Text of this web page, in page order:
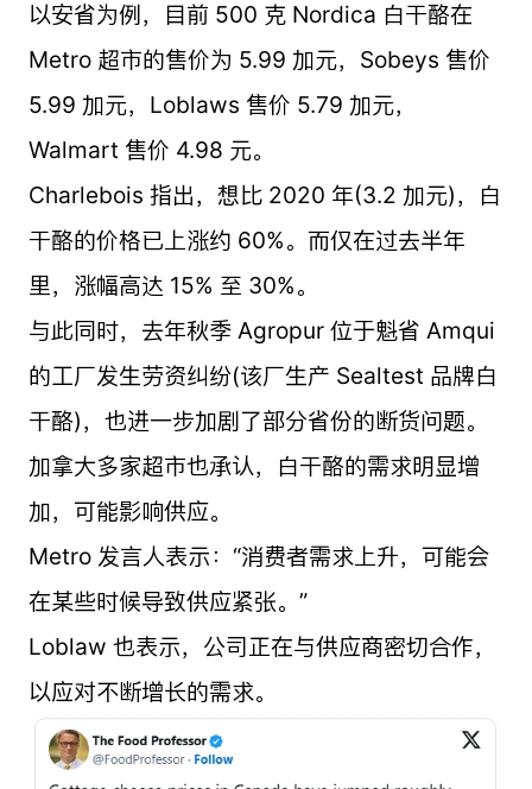
以安省为例，目前 500 克 Nordica 白干酪在
Metro 超市的售价为 5.99 加元，Sobeys 售价
5.99 加元，Loblaws 售价 5.79 加元，
Walmart 售价 4.98 元。
Charlebois 指出，想比 2020 年(3.2 加元)，白
干酪的价格已上涨约 60%。而仅在过去半年
里，涨幅高达 15% 至 30%。
与此同时，去年秋季 Agropur 位于魁省 Amqui
的工厂发生劳资纠纷(该厂生产 Sealtest 品牌白
干酪)，也进一步加剧了部分省份的断货问题。
加拿大多家超市也承认，白干酪的需求明显增
加，可能影响供应。
Metro 发言人表示：“消费者需求上升，可能会
在某些时候导致供应紧张。”
Loblaw 也表示，公司正在与供应商密切合作，
以应对不断增长的需求。